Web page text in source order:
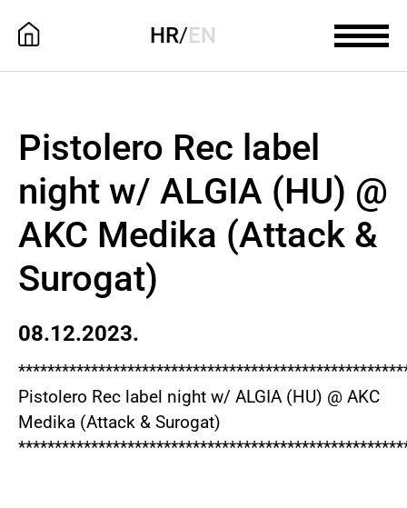
HR/EN
Pistolero Rec label
night w/ ALGIA (HU) @
AKC Medika (Attack &
Surogat)
08.12.2023.
Pistolero Rec label night w/ ALGIA (HU) @ AKC
Medika (Attack & Surogat)